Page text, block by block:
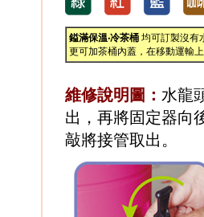
鎰滿保溫‧冷茶桶 均可訂製沒有
更可加茶桶內蓋，在移動運輸
維修說明圖： 水龍
出，再將固定器向
敲將接管取出。